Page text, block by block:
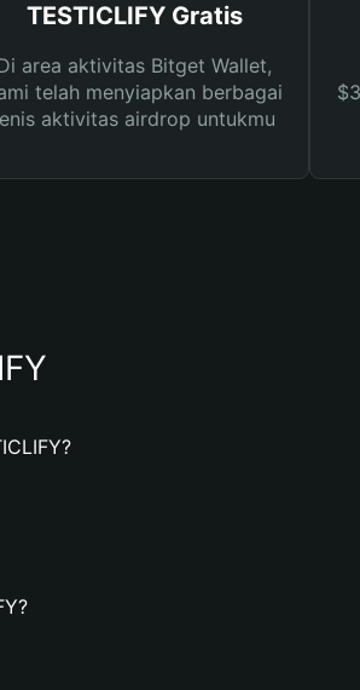
TESTICLIFY Gratis
area aktivitas Bitget Wallet,
telah menyiapkan berbagai
aktivitas airdrop untukmu